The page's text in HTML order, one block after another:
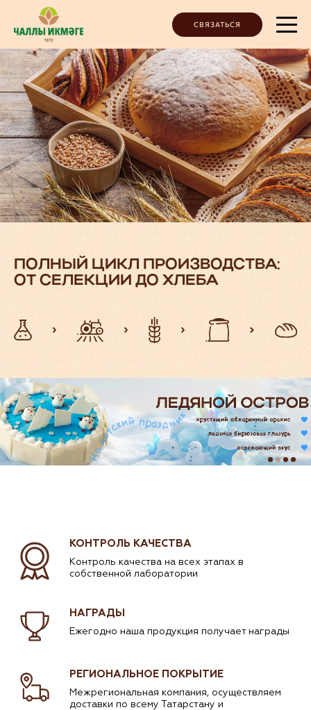
СВЯЗАТЬСЯ
ПОЛНЫЙ ЦИКЛ ПРОИЗВОДСТВА:
ОТ СЕЛЕКЦИИ ДО ХЛЕБА
КОНТРОЛЬ КАЧЕСТВА
Контроль качества на всех этапах в
собственной лаборатории
НАГРАДЫ
Ежегодно наша продукция получает награды
РЕГИОНАЛЬНОЕ ПОКРЫТИЕ
Межрегиональная компания, осуществляем
доставки по всему Татарстану и